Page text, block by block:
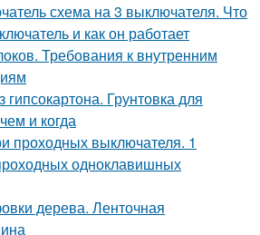
схема на 3 выключателя. Что
и как он работает
Требования к внутренним
Грунтовка для
и когда
проходных выключателя. 1
одноклавишных
дерева. Ленточная